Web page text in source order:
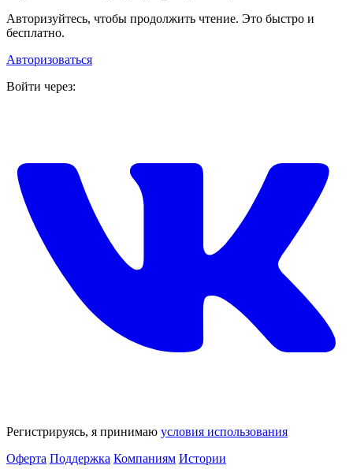
Авторизуйтесь, чтобы продолжить чтение. Это быстро и
бесплатно.
Авторизоваться
Войти через:
Регистрируясь, я принимаю условия использования
Оферта Поддержка Компаниям Истории